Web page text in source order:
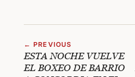
← PREVIOUS
ESTA NOCHE VUELVE
EL BOXEO DE BARRIO